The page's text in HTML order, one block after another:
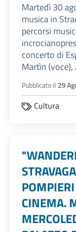
Martedì 30
musica in
percorsi
concerto di
Martìn (voce),
Pubblicato il 29
Cultura
CINEMA.